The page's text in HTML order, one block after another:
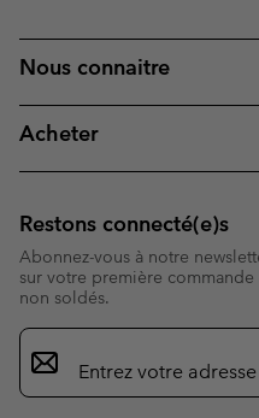
Nous connaitre
Acheter
Restons connecté(e)s
Abonnez-vous à notre
sur votre première commande
non soldés.
Inscription
par
e-